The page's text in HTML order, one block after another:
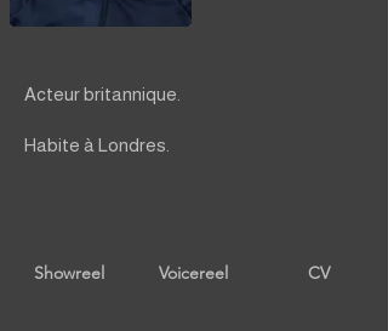
Acteur britannique.
Habite à Londres.
Showreel Voicereel CV